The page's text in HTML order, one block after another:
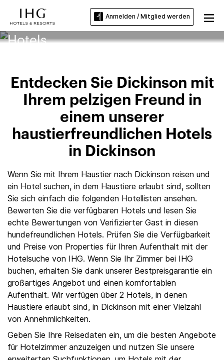
Anmelden / Mitglied werden
Dickinson Haustierfreundliche
Hotels
Entdecken Sie Dickinson mit
Ihrem pelzigen Freund in
einem unserer
haustierfreundlichen Hotels
in Dickinson
Wenn Sie mit Ihrem Haustier nach Dickinson reisen und
ein Hotel suchen, in dem Haustiere erlaubt sind, sollten
Sie sich einfach die folgenden Hotellisten ansehen.
Bewerten Sie die verfügbaren Hotels und lesen Sie
echte Bewertungen von Verifizierter Gast in diesen
hundefreundlichen Hotels. Prüfen Sie die Verfügbarkeit
und Preise von Properties für Ihren Aufenthalt mit der
Hotelsuche von IHG. Wenn Sie Ihr Zimmer bei IHG
buchen, erhalten Sie dank unserer Bestpreisgarantie ein
großartiges Angebot und einen komfortablen
Aufenthalt. Wir verfügen über 2 Hotels, in denen
Haustiere erlaubt sind, in Dickinson mit einer Vielzahl
von Annehmlichkeiten.
Geben Sie Ihre Reisedaten ein, um die besten Angebote
für Hotelzimmer anzuzeigen und nutzen Sie unsere